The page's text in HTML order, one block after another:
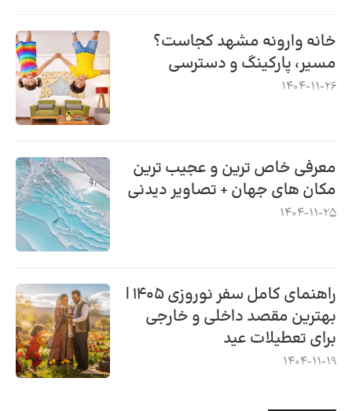
خانه وارونه مشهد کجاست؟
مسیر، پارکینگ و دسترسی
1404-11-26
معرفی خاص ترین و عجیب ترین
مکان های جهان + تصاویر دیدنی
1404-11-25
راهنمای کامل سفر نوروزی ۱۴۰۵ |
بهترین مقصد داخلی و خارجی
برای تعطیلات عید
1404-11-19